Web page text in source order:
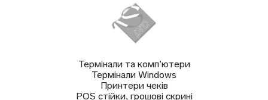
Термінали та комп’ютери
Термінали Windows
Принтери чеків
POS стійки, грошові скрині